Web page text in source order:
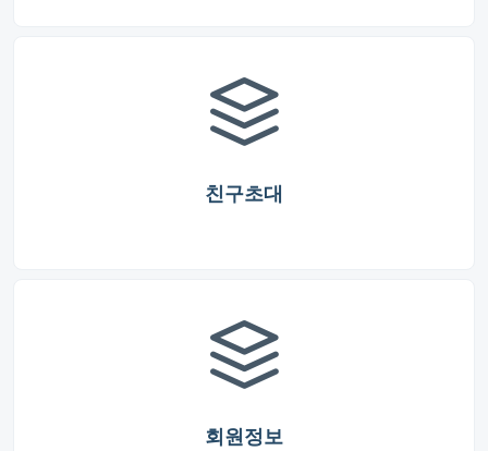
친구초대
회원정보